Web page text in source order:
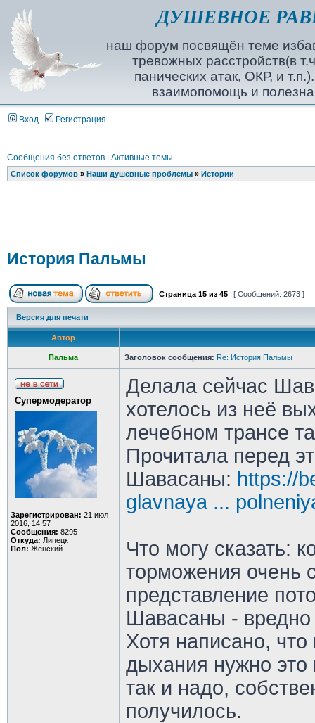
ДУШЕВНОЕ
наш форум посвящён теме
тревожных расстройств(в
панических атак, ОКР, и
взаимопомощь и
Вход Регистрация
Сообщения без ответов| Активные темы
Список форумов» Наши душевные проблемы» Истории
История Пальмы
Страница 15из 45 [ Сообщений: 2673 ]
Версия для печати
Автор
Пальма Заголовок сообщения: Re: История Пальмы
Супермодератор
Зарегистрирован: 21 июл
2016, 14:57
Сообщения: 8295
Откуда: Липецк
Пол: Женский
Делала сейчас
хотелось из неё
лечебном трансе
Прочитала перед
Шавасаны: https://
glavnaya ...
Что могу сказать:
торможения очень
представление
Шавасаны - вредно
Хотя написано, что
дыхания нужно это
так и надо,
получилось.